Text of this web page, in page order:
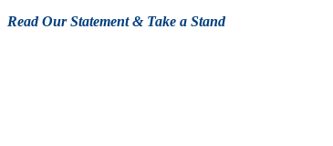
Read Our Statement & Take a Stand